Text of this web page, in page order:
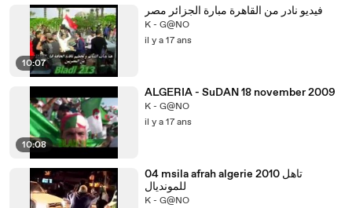
10:07
فيديو نادر من القاهرة مبارة الجزائر مصر
K - G@NO
il y a 17 ans
10:08
ALGERIA - SuDAN 18 november 2009
K - G@NO
il y a 17 ans
04 msila afrah algerie 2010 تاهل
للمونديال
K - G@NO